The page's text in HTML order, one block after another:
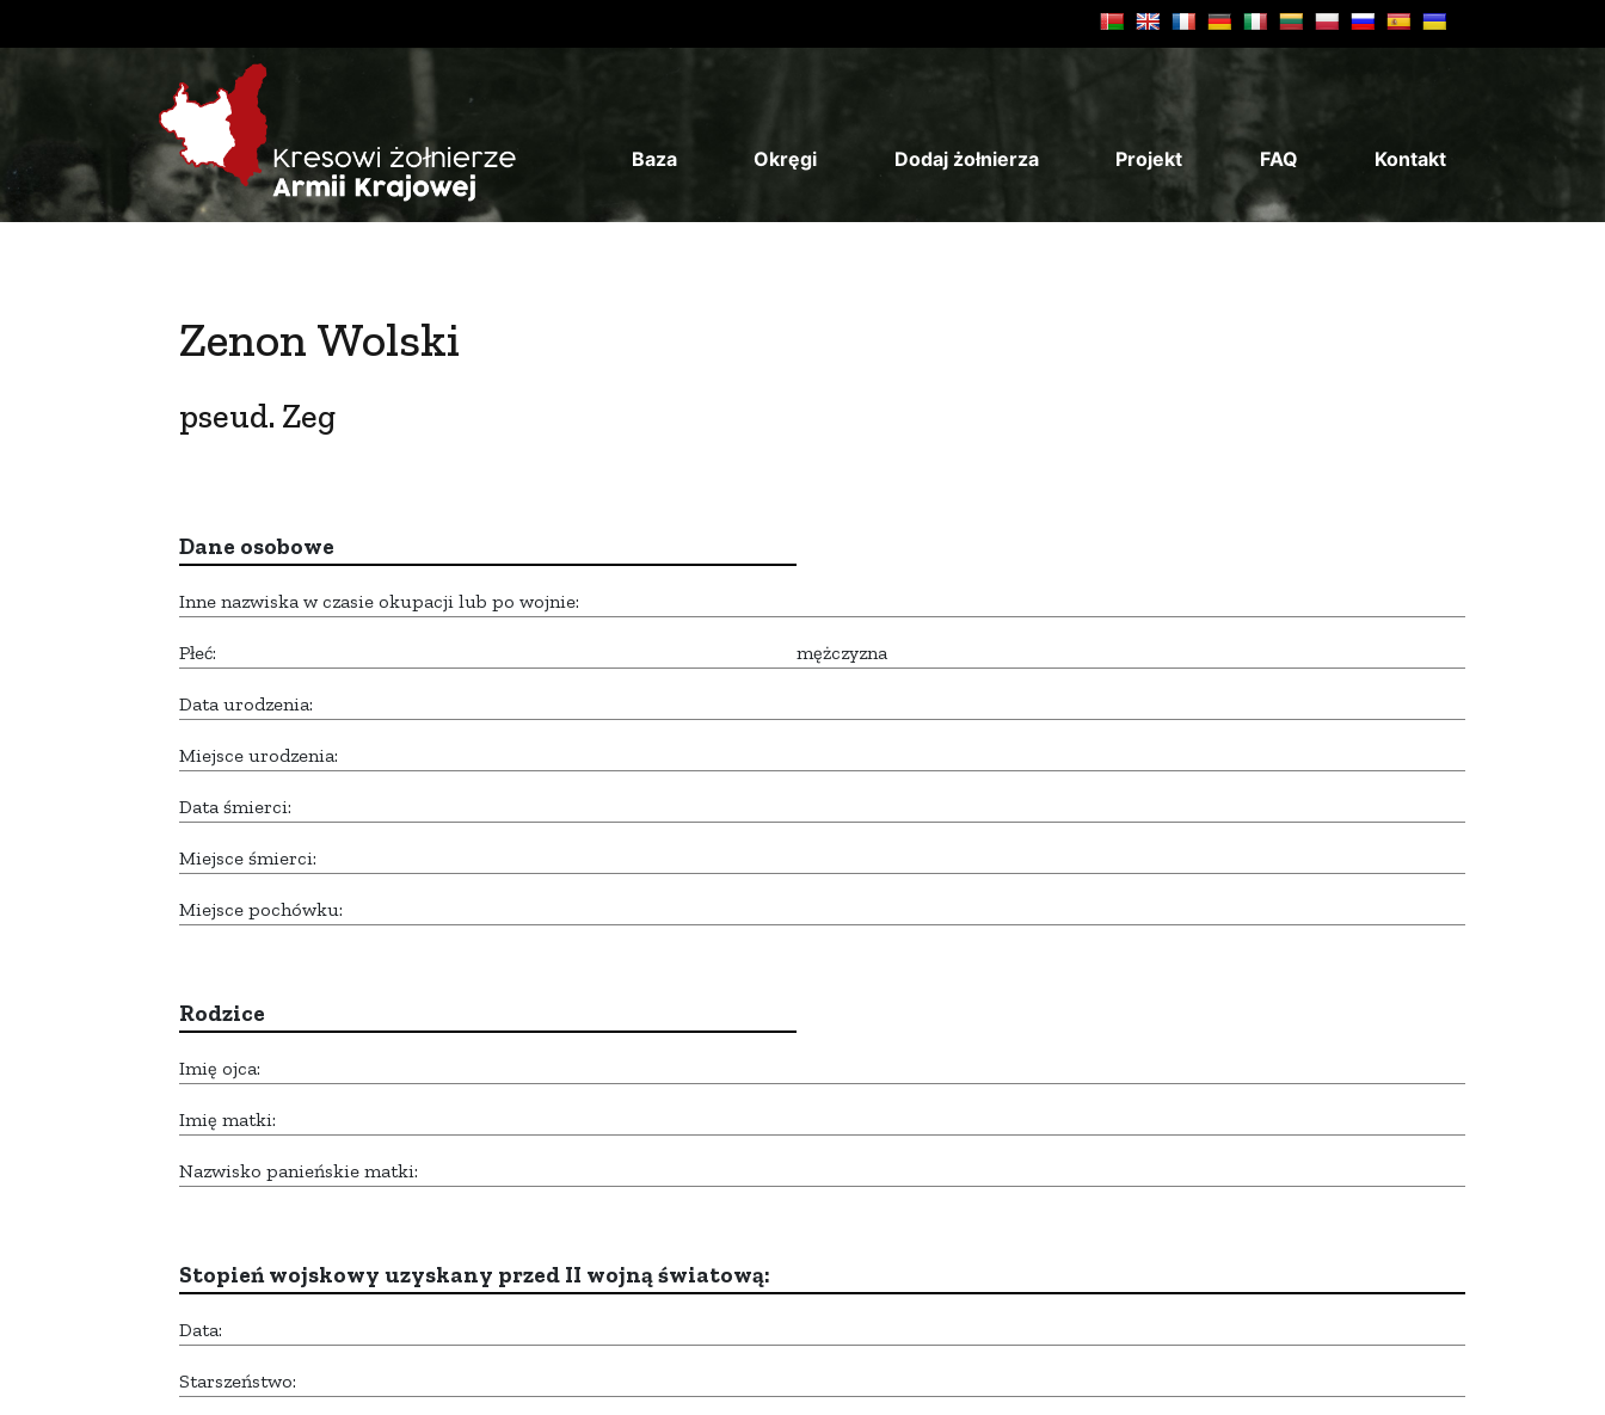
Baza Okręgi Dodaj żołnierza Projekt FAQ Kontakt
Zenon Wolski
pseud. Zeg
Dane osobowe
Inne nazwiska w czasie okupacji lub po wojnie:
Płeć: mężczyzna
Data urodzenia:
Miejsce urodzenia:
Data śmierci:
Miejsce śmierci:
Miejsce pochówku:
Rodzice
Imię ojca:
Imię matki:
Nazwisko panieńskie matki:
Stopień wojskowy uzyskany przed II wojną światową:
Data:
Starszeństwo: